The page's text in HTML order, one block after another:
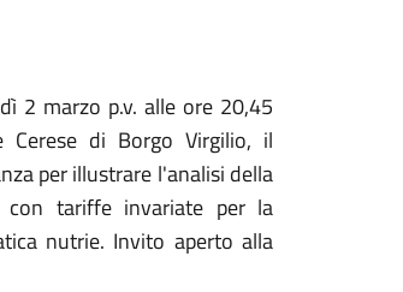
2 marzo p.v. alle ore 20,45
Cerese di Borgo Virgilio, il
per illustrare l'analisi della
con tariffe invariate per la
nutrie. Invito aperto alla